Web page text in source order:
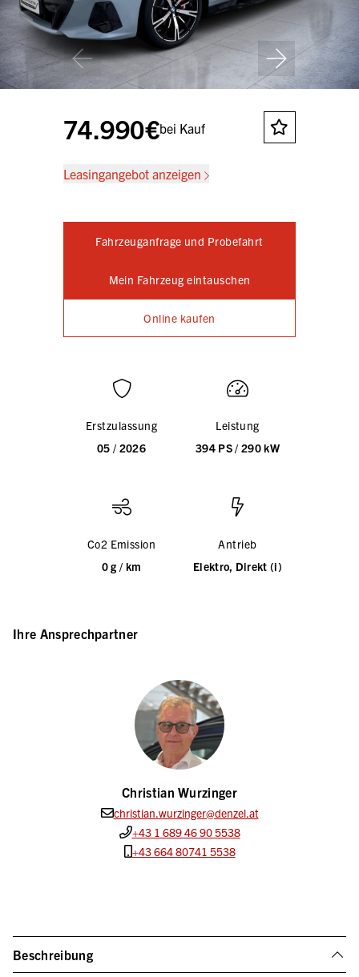
74.990€bei Kauf
Leasingangebot anzeigen
Fahrzeuganfrage und Probefahrt
Mein Fahrzeug eintauschen
Online kaufen
Erstzulassung
05 / 2026
Leistung
394 PS / 290 kW
Co2 Emission
0 g / km
Antrieb
Elektro, Direkt (i)
Ihre Ansprechpartner
Christian Wurzinger
christian.wurzinger@denzel.at
+43 1 689 46 90 5538
+43 664 80741 5538
Beschreibung